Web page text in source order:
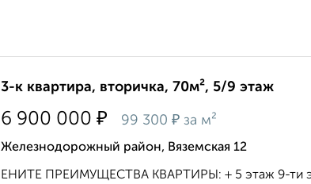
3-к квартира, вторичка, 70м², 5/9 этаж
6 900 000 ₽ 99 300 ₽ за м²
Железнодорожный район, Вяземская 12
ЕНИТЕ ПРЕИМУЩЕСТВА КВАРТИРЫ: + 5 этаж 9-ти